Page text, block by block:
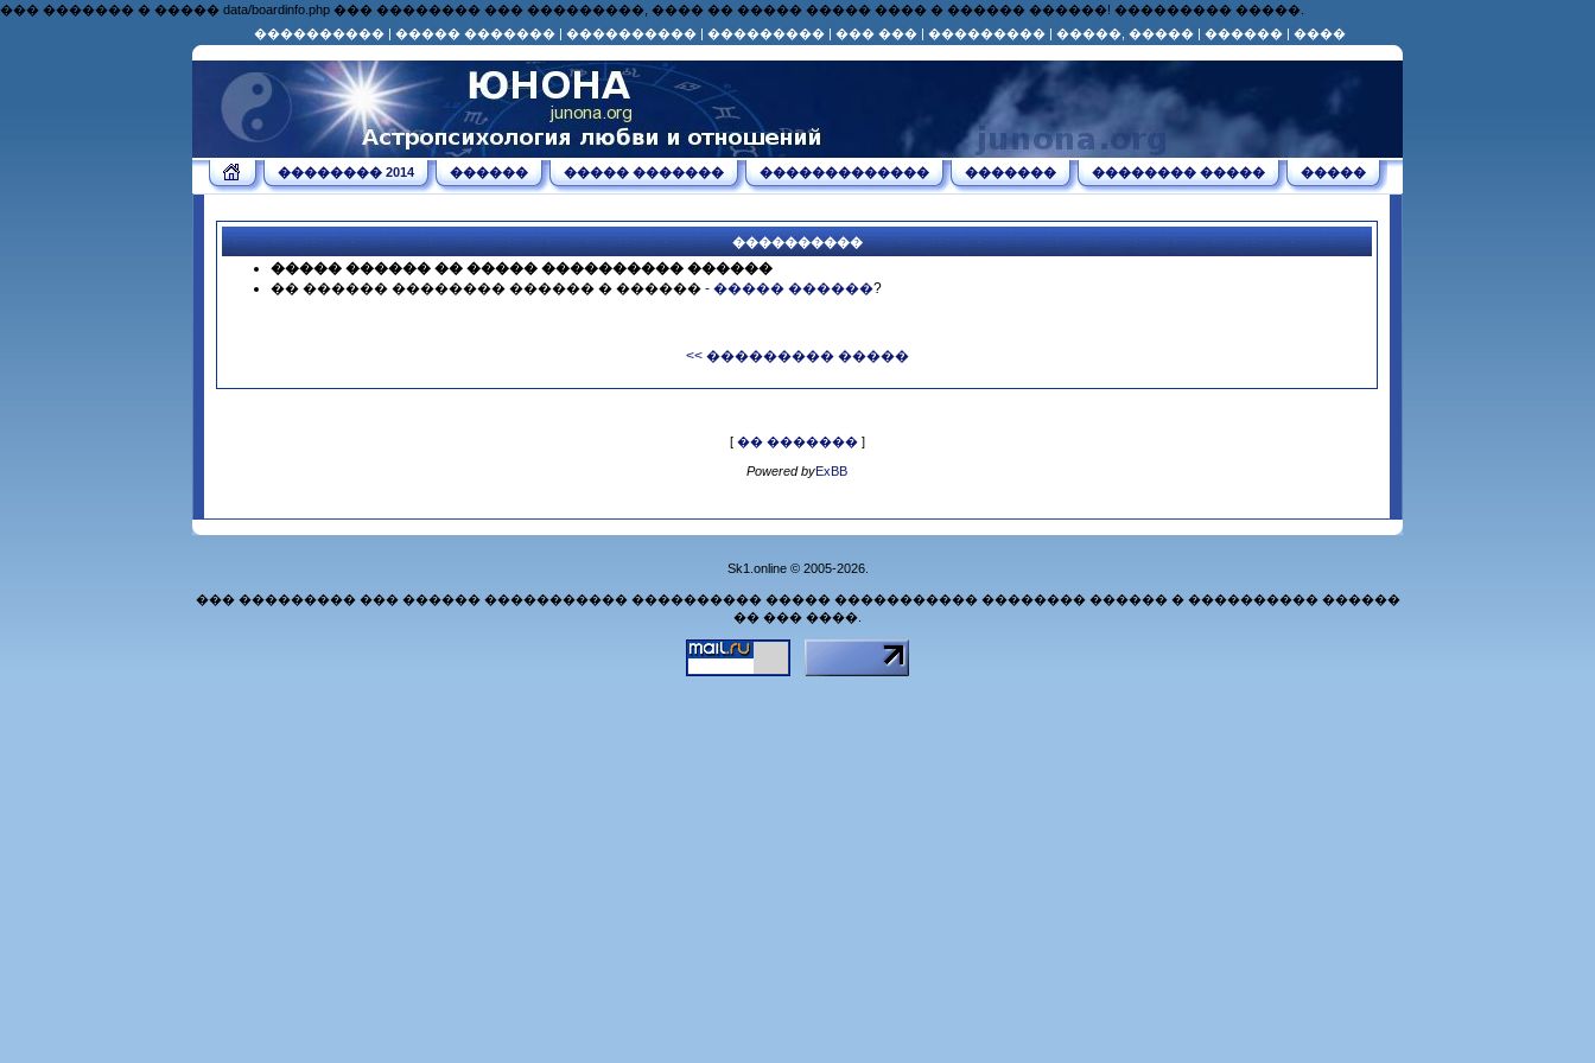
��� ������� � ����� data/boardinfo.php ��� �������� ��� ���������, ���� �� ����� ����� ���� � ������ ������! ��������� �����.
���������� | ����� ������� | ���������� | ��������� | ��� ��� | ��������� | �����, ����� | ������ | ����
�������� 2014 ������ ����� ������� ������������� ������� �������� ����� �����
����������
����� ������ �� ����� ���������� ������
�� ������ �������� ������ � ������ - ����� ������?
<< ��������� �����
[ �� �������]
Powered byExBB
Sk1.online © 2005-2026.
��� ��������� ��� ������ ����������� ���������� ����� ����������� �������� ������ � ���������� ������
�� ��� ����.